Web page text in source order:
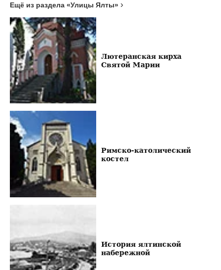
Ещё из раздела «Улицы Ялты»
Лютеранская кирха
Святой Марии
Римско-католический
костел
История ялтинской
набережной